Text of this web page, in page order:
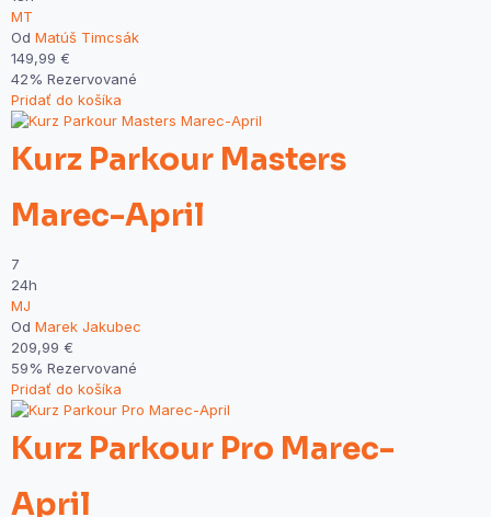
MT
Od Matúš Timcsák
149,99 €
42% Rezervované
Pridať do košíka
Kurz Parkour Masters
Marec-April
7
24h
MJ
Od Marek Jakubec
209,99 €
59% Rezervované
Pridať do košíka
Kurz Parkour Pro Marec-
April